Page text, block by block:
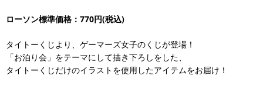
ローソン標準価格：770円(税込)
タイトーくじより、ゲーマーズ女子のくじが登場！
「お泊り会」をテーマにして描き下ろしをした、
タイトーくじだけのイラストを使用したアイテムをお届け！